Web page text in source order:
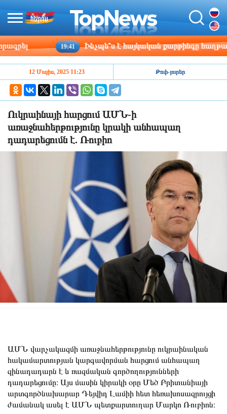
19:41 Ինչպե՞ս է հայկական քարթինգը
12 Մայիս, 2025 11:23 Թոփ-լուրեր
Ուկրաինայի հարցում ԱՄՆ-ի
առաջնահերթությունը կրակի անհապաղ
դադարեցումն է. Ռուբիո
ԱՄՆ վարչակազմի առաջնահերթությունը ուկրաինական
հակամարտության կարգավորման հարցում անհապաղ
զինադադարն է և ռազմական գործողությունների
դադարեցումը։ Այս մասին կիրակի օրը Մեծ Բրիտանիայի
արտգործնախարար Դեյվիդ Լամիի հետ հեռախոսազրույցի
ժամանակ ասել է ԱՄՆ պետքարտուղար Մարկո Ռուբիոն։